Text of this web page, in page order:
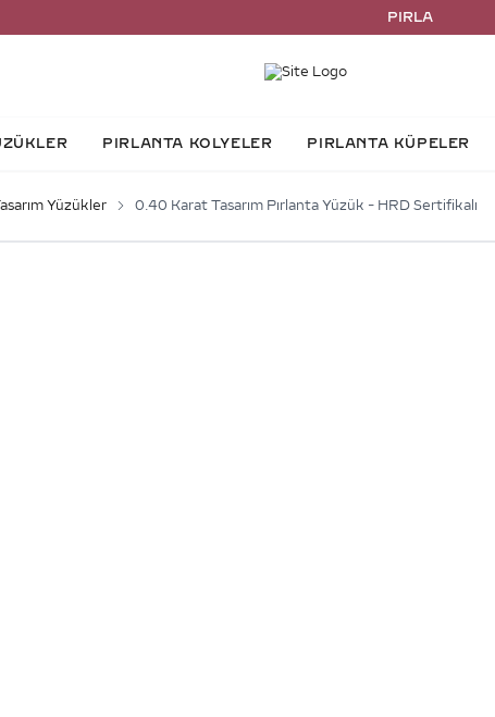
PIRLANTA YÜ
PIRLANTA KOLYELER PIRLANTA KÜPELER
Yüzükler 0.40 Karat Tasarım Pırlanta Yüzük - HRD Sertifikalı